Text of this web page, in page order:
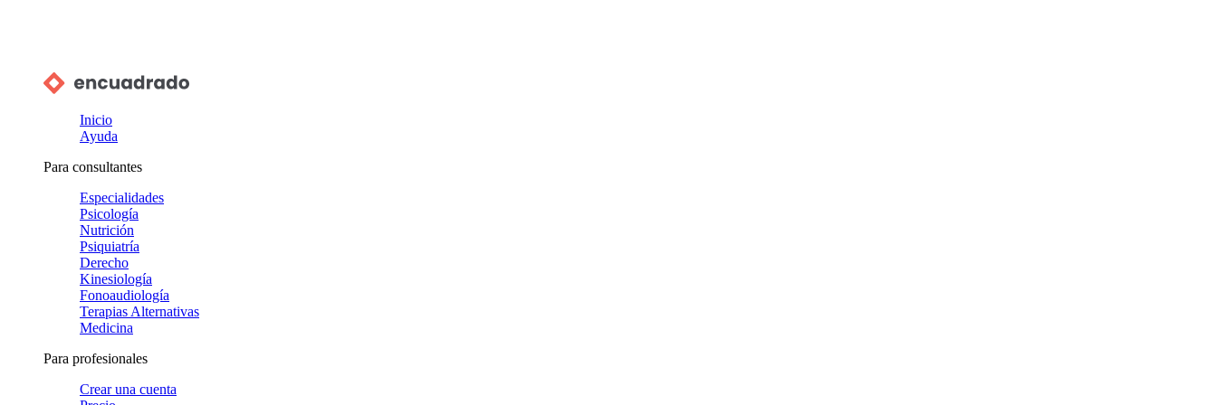
Inicio
Ayuda
Para consultantes
Especialidades
Psicología
Nutrición
Psiquiatría
Derecho
Kinesiología
Fonoaudiología
Terapias Alternativas
Medicina
Para profesionales
Crear una cuenta